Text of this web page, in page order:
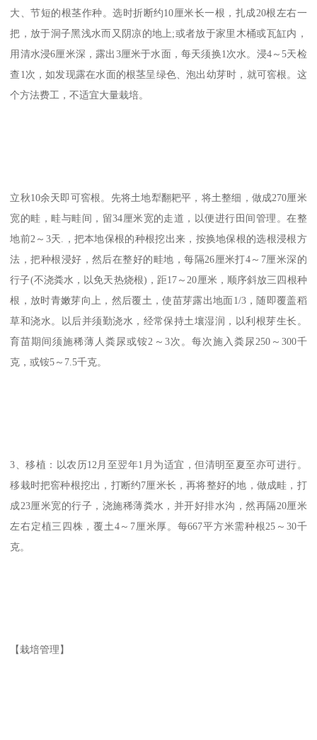
大、节短的根茎作种。选时折断约10厘米长一根，扎成20根左右一
把，放于洞子黑浅水而又阴凉的地上;或者放于家里木桶或瓦缸内，
用清水浸6厘米深，露出3厘米于水面，每天须换1次水。浸4～5天检
查1次，如发现露在水面的根茎呈绿色、泡出幼芽时，就可窖根。这
个方法费工，不适宜大量栽培。
立秋10余天即可窖根。先将土地犁翻耙平，将土整细，做成270厘米
宽的畦，畦与畦间，留34厘米宽的走道，以便进行田间管理。在整
地前2～3天.，把本地保根的种根挖出来，按换地保根的选根浸根方
法，把种根浸好，然后在整好的畦地，每隔26厘米打4～7厘米深的
行子(不浇粪水，以免天热烧根)，距17～20厘米，顺序斜放三四根种
根，放时青嫩芽向上，然后覆土，使苗芽露出地面1/3，随即覆盖稻
草和浇水。以后并须勤浇水，经常保持土壤湿润，以利根芽生长。
育苗期间须施稀薄人粪尿或铵2～3次。每次施入粪尿250～300千
克，或铵5～7.5千克。
3、移植：以农历12月至翌年1月为适宜，但清明至夏至亦可进行。
移栽时把窖种根挖出，打断约7厘米长，再将整好的地，做成畦，打
成23厘米宽的行子，浇施稀薄粪水，并开好排水沟，然再隔20厘米
左右定植三四株，覆土4～7厘米厚。每667平方米需种根25～30千
克。
【栽培管理】